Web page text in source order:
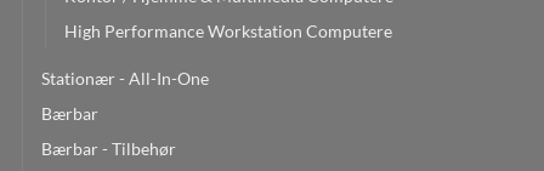
High Performance Workstation Computere
Stationær - All-In-One
Bærbar
Bærbar - Tilbehør